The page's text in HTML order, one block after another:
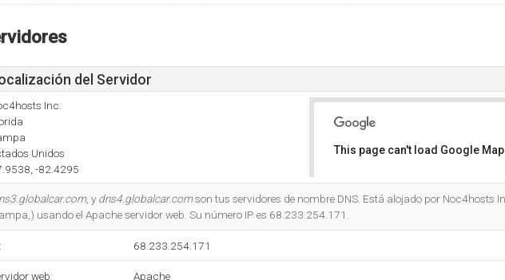
del Servidor
Inc.
Unidos
-82.4295
This page can't load Google
, y dns4.globalcar.comson tus servidores de nombre DNS. Está alojado por Noc4hosts
usando el Apache servidor web. Su número IP es 68.233.254.171.
68.233.254.171
web: Apache